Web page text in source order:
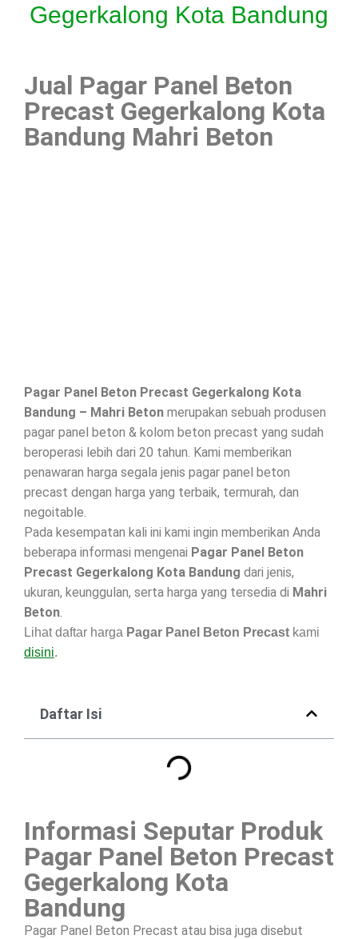
Gegerkalong Kota Bandung
Jual Pagar Panel Beton
Precast Gegerkalong Kota
Bandung Mahri Beton
Pagar Panel Beton Precast Gegerkalong Kota
Bandung – Mahri Beton merupakan sebuah produsen
pagar panel beton & kolom beton precast yang sudah
beroperasi lebih dari 20 tahun. Kami memberikan
penawaran harga segala jenis pagar panel beton
precast dengan harga yang terbaik, termurah, dan
negoitable.
Pada kesempatan kali ini kami ingin memberikan Anda
beberapa informasi mengenai Pagar Panel Beton
Precast Gegerkalong Kota Bandung dari jenis,
ukuran, keunggulan, serta harga yang tersedia di Mahri
Beton
Lihat daftar harga Pagar Panel Beton Precast kami
disini.
Daftar Isi
Informasi Seputar Produk
Pagar Panel Beton Precast
Gegerkalong Kota
Bandung
Pagar Panel Beton Precast atau bisa juga disebut